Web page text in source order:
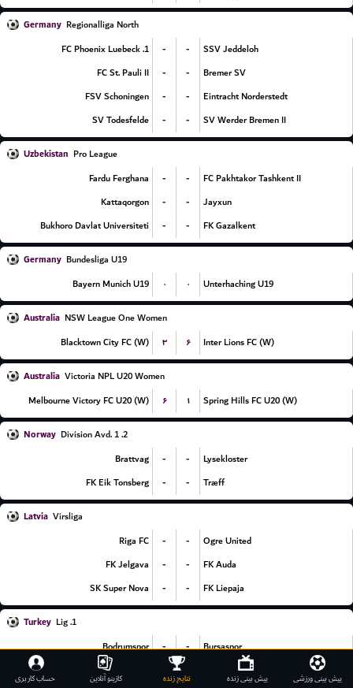
Germany Regionalliga North
1. FC Phoenix Luebeck
- -
SSV Jeddeloh
FC St. Pauli II
- -
Bremer SV
FSV Schoningen
- -
Eintracht Norderstedt
SV Todesfelde
- - SV Werder Bremen II
Uzbekistan Pro League
Fardu Ferghana
- -
FC Pakhtakor Tashkent II
Kattaqorgon
- -
Jayxun
Bukhoro Davlat Universiteti
- - FK Gazalkent
Germany Bundesliga U19
Bayern Munich U19
۰ ۰ Unterhaching U19
Australia NSW League One Women
Blacktown City FC (W)
۳ ۶ Inter Lions FC (W)
Australia Victoria NPL U20 Women
Melbourne Victory FC U20 (W)
۶ ۱ Spring Hills FC U20 (W)
Norway
2. Division Avd. 1
Brattvag
- -
Lysekloster
FK Eik Tonsberg
- - Træff
Latvia Virsliga
Riga FC
- -
Ogre United
FK Jelgava
- -
FK Auda
SK Super Nova
- - FK Liepaja
Turkey
1. Lig
Bodrumspor
- -
Bursaspor
Vanspor FK
Kayserispor
پیش بینی ورزشی پیش بینی زنده نتایج زنده کازینو آنلاین حساب کاربری